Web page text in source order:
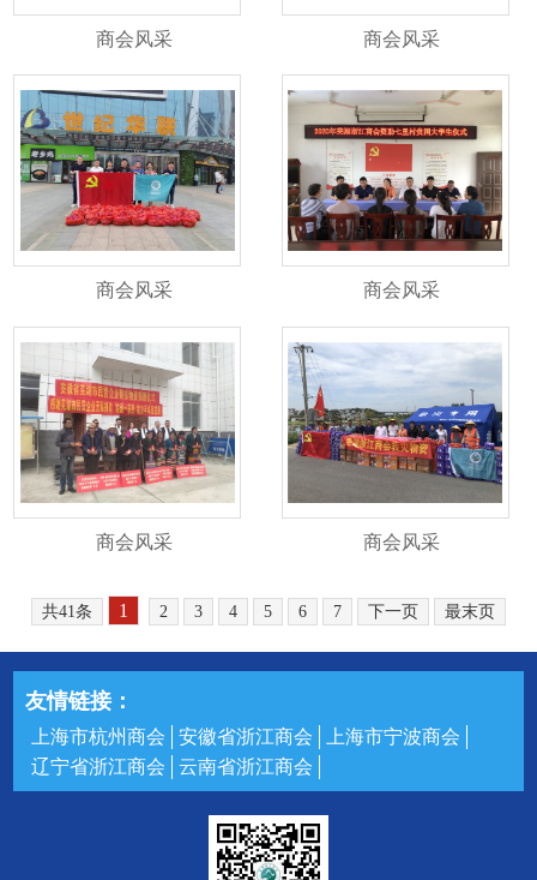
商会风采 商会风采
商会风采 商会风采
商会风采 商会风采
共41条 1 2 3 4 5 6 7 下一页 最末页
友情链接：
上海市杭州商会 安徽省浙江商会
上海市宁波商会
辽宁省浙江商会
云南省浙江商会